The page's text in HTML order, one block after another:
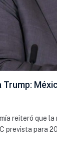
Trump:
reiteró que
prevista para